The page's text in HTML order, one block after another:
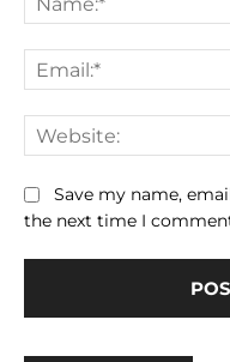
Save my name,
the next time I